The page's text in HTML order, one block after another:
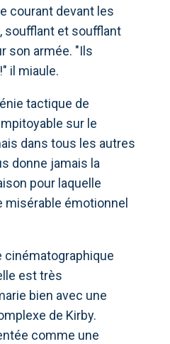
courant devant les
soufflant et soufflant
son armée. "Ils
il miaule.
tactique de
sur le
dans tous les autres
donne jamais la
pour laquelle
émotionnel
cinématographique
est très
bien avec une
de Kirby.
comme une